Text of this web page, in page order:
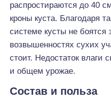
распростираются до 40
кроны куста. Благодаря
системе кусты не боятся
возвышенностях сухих
стоит. Недостаток влаги
и общем урожае.
Состав и польза